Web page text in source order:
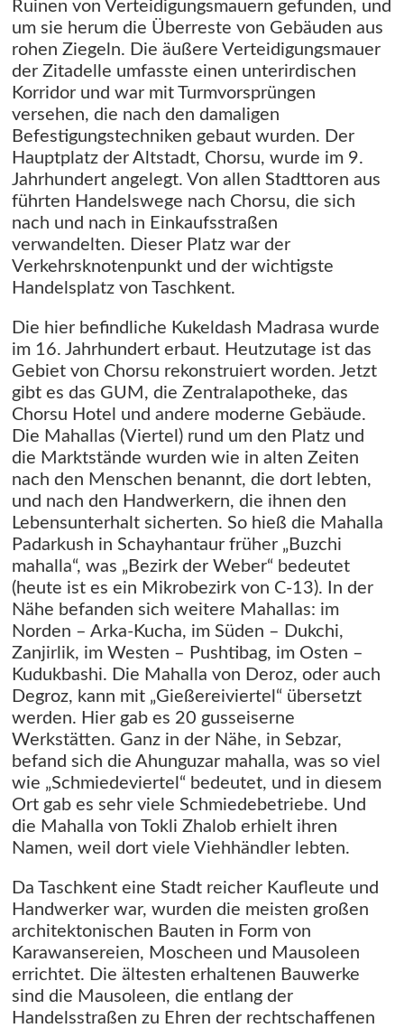
Ruinen von Verteidigungsmauern gefunden, und
um sie herum die Überreste von Gebäuden aus
rohen Ziegeln. Die äußere Verteidigungsmauer
der Zitadelle umfasste einen unterirdischen
Korridor und war mit Turmvorsprüngen
versehen, die nach den damaligen
Befestigungstechniken gebaut wurden. Der
Hauptplatz der Altstadt, Chorsu, wurde im 9.
Jahrhundert angelegt. Von allen Stadttoren aus
führten Handelswege nach Chorsu, die sich
nach und nach in Einkaufsstraßen
verwandelten. Dieser Platz war der
Verkehrsknotenpunkt und der wichtigste
Handelsplatz von Taschkent.
Die hier befindliche Kukeldash Madrasa wurde
im 16. Jahrhundert erbaut. Heutzutage ist das
Gebiet von Chorsu rekonstruiert worden. Jetzt
gibt es das GUM, die Zentralapotheke, das
Chorsu Hotel und andere moderne Gebäude.
Die Mahallas (Viertel) rund um den Platz und
die Marktstände wurden wie in alten Zeiten
nach den Menschen benannt, die dort lebten,
und nach den Handwerkern, die ihnen den
Lebensunterhalt sicherten. So hieß die Mahalla
Padarkush in Schayhantaur früher „Buzchi
mahalla“, was „Bezirk der Weber“ bedeutet
(heute ist es ein Mikrobezirk von C-13). In der
Nähe befanden sich weitere Mahallas: im
Norden – Arka-Kucha, im Süden – Dukchi,
Zanjirlik, im Westen – Pushtibag, im Osten –
Kudukbashi. Die Mahalla von Deroz, oder auch
Degroz, kann mit „Gießereiviertel“ übersetzt
werden. Hier gab es 20 gusseiserne
Werkstätten. Ganz in der Nähe, in Sebzar,
befand sich die Ahunguzar mahalla, was so viel
wie „Schmiedeviertel“ bedeutet, und in diesem
Ort gab es sehr viele Schmiedebetriebe. Und
die Mahalla von Tokli Zhalob erhielt ihren
Namen, weil dort viele Viehhändler lebten.
Da Taschkent eine Stadt reicher Kaufleute und
Handwerker war, wurden die meisten großen
architektonischen Bauten in Form von
Karawansereien, Moscheen und Mausoleen
errichtet. Die ältesten erhaltenen Bauwerke
sind die Mausoleen, die entlang der
Handelsstraßen zu Ehren der rechtschaffenen